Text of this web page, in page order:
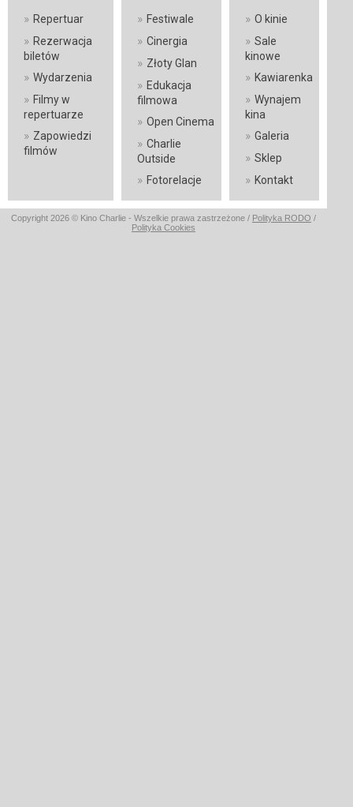
» Repertuar
» Rezerwacja
biletów
» Wydarzenia
» Filmy w
repertuarze
» Zapowiedzi
filmów
» Festiwale
» Cinergia
» Złoty Glan
» Edukacja
filmowa
» Open Cinema
» Charlie
Outside
» Fotorelacje
» O kinie
» Sale
kinowe
» Kawiarenka
» Wynajem
kina
» Galeria
» Sklep
» Kontakt
Copyright 2026 © Kino Charlie - Wszelkie prawa zastrzeżone / Polityka RODO /
Polityka Cookies